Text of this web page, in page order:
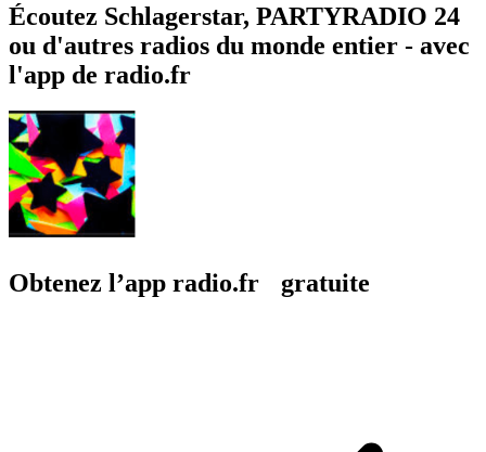
Écoutez Schlagerstar, PARTYRADIO 24
ou d'autres radios du monde entier - avec
l'app de radio.fr
Obtenez l’app radio.fr gratuite